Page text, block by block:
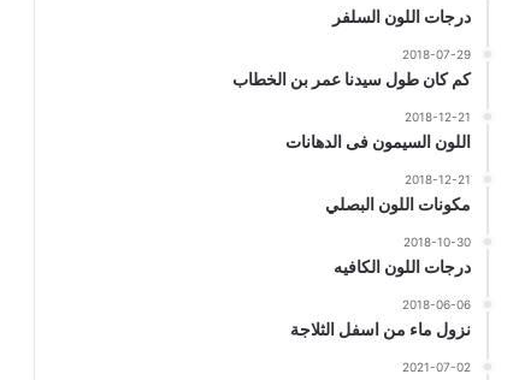
درجات اللون السلفر
2018-07-29
كم كان طول سيدنا عمر بن الخطاب
2018-12-21
اللون السيمون فى الدهانات
2018-12-21
مكونات اللون البصلي
2018-10-30
درجات اللون الكافيه
2018-06-06
نزول ماء من اسفل الثلاجة
2021-07-02